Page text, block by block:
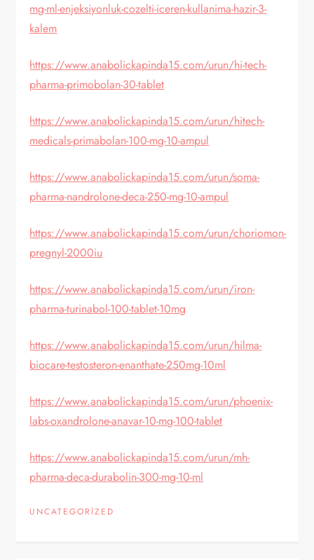
mg-ml-enjeksiyonluk-cozelti-iceren-kullanima-hazir-3-
kalem
https://www.anabolickapinda15.com/urun/hi-tech-
pharma-primobolan-30-tablet
https://www.anabolickapinda15.com/urun/hitech-
medicals-primabolan-100-mg-10-ampul
https://www.anabolickapinda15.com/urun/soma-
pharma-nandrolone-deca-250-mg-10-ampul
https://www.anabolickapinda15.com/urun/choriomon-
pregnyl-2000iu
https://www.anabolickapinda15.com/urun/iron-
pharma-turinabol-100-tablet-10mg
https://www.anabolickapinda15.com/urun/hilma-
biocare-testosteron-enanthate-250mg-10ml
https://www.anabolickapinda15.com/urun/phoenix-
labs-oxandrolone-anavar-10-mg-100-tablet
https://www.anabolickapinda15.com/urun/mh-
pharma-deca-durabolin-300-mg-10-ml
UNCATEGORIZED